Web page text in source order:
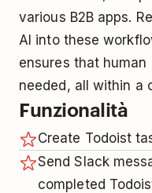
various B2B apps.
AI into these
ensures that
needed, all within a
Funzionalità
Create Todoist
Send Slack
completed